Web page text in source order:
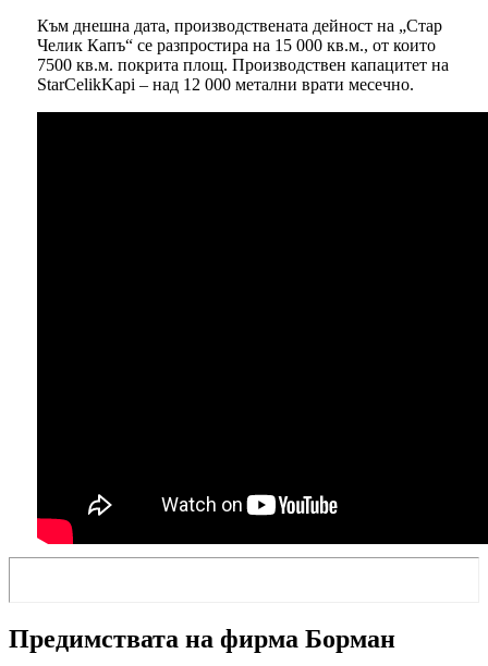
Към днешна дата, производствената дейност на „Стар
Челик Капъ“ се разпростира на 15 000 кв.м., от които
7500 кв.м. покрита площ. Производствен капацитет на
StarCelikKapi – над 12 000 метални врати месечно.
Предимствата на фирма Борман